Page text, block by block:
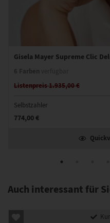
Gisela Mayer Supreme Clic
Listenpreis 1.935,00 €
Selbstzahler
774,00 €
Auch interessant für